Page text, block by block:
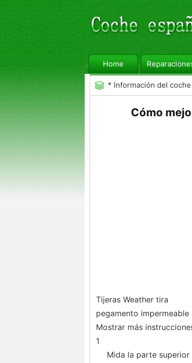
Home
* Información del coche
Cómo
Tijeras Weather tira
pegamento impermeable
Mostrar más
1
Mida la parte